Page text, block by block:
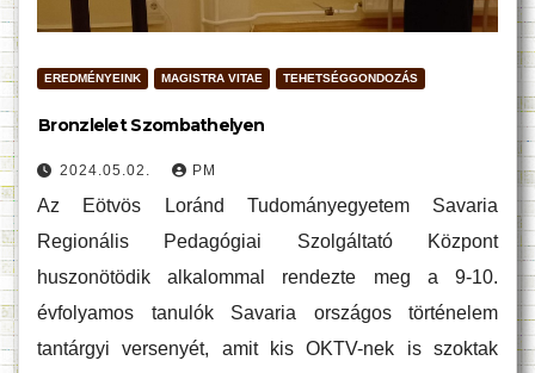
EREDMÉNYEINK MAGISTRA VITAE TEHETSÉGGONDOZÁS
Bronzlelet Szombathelyen
2024.05.02. PM
Az Eötvös Loránd Tudományegyetem Savaria
Regionális Pedagógiai Szolgáltató Központ
huszonötödik alkalommal rendezte meg a 9-10.
évfolyamos tanulók Savaria országos történelem
tantárgyi versenyét, amit kis OKTV-nek is szoktak